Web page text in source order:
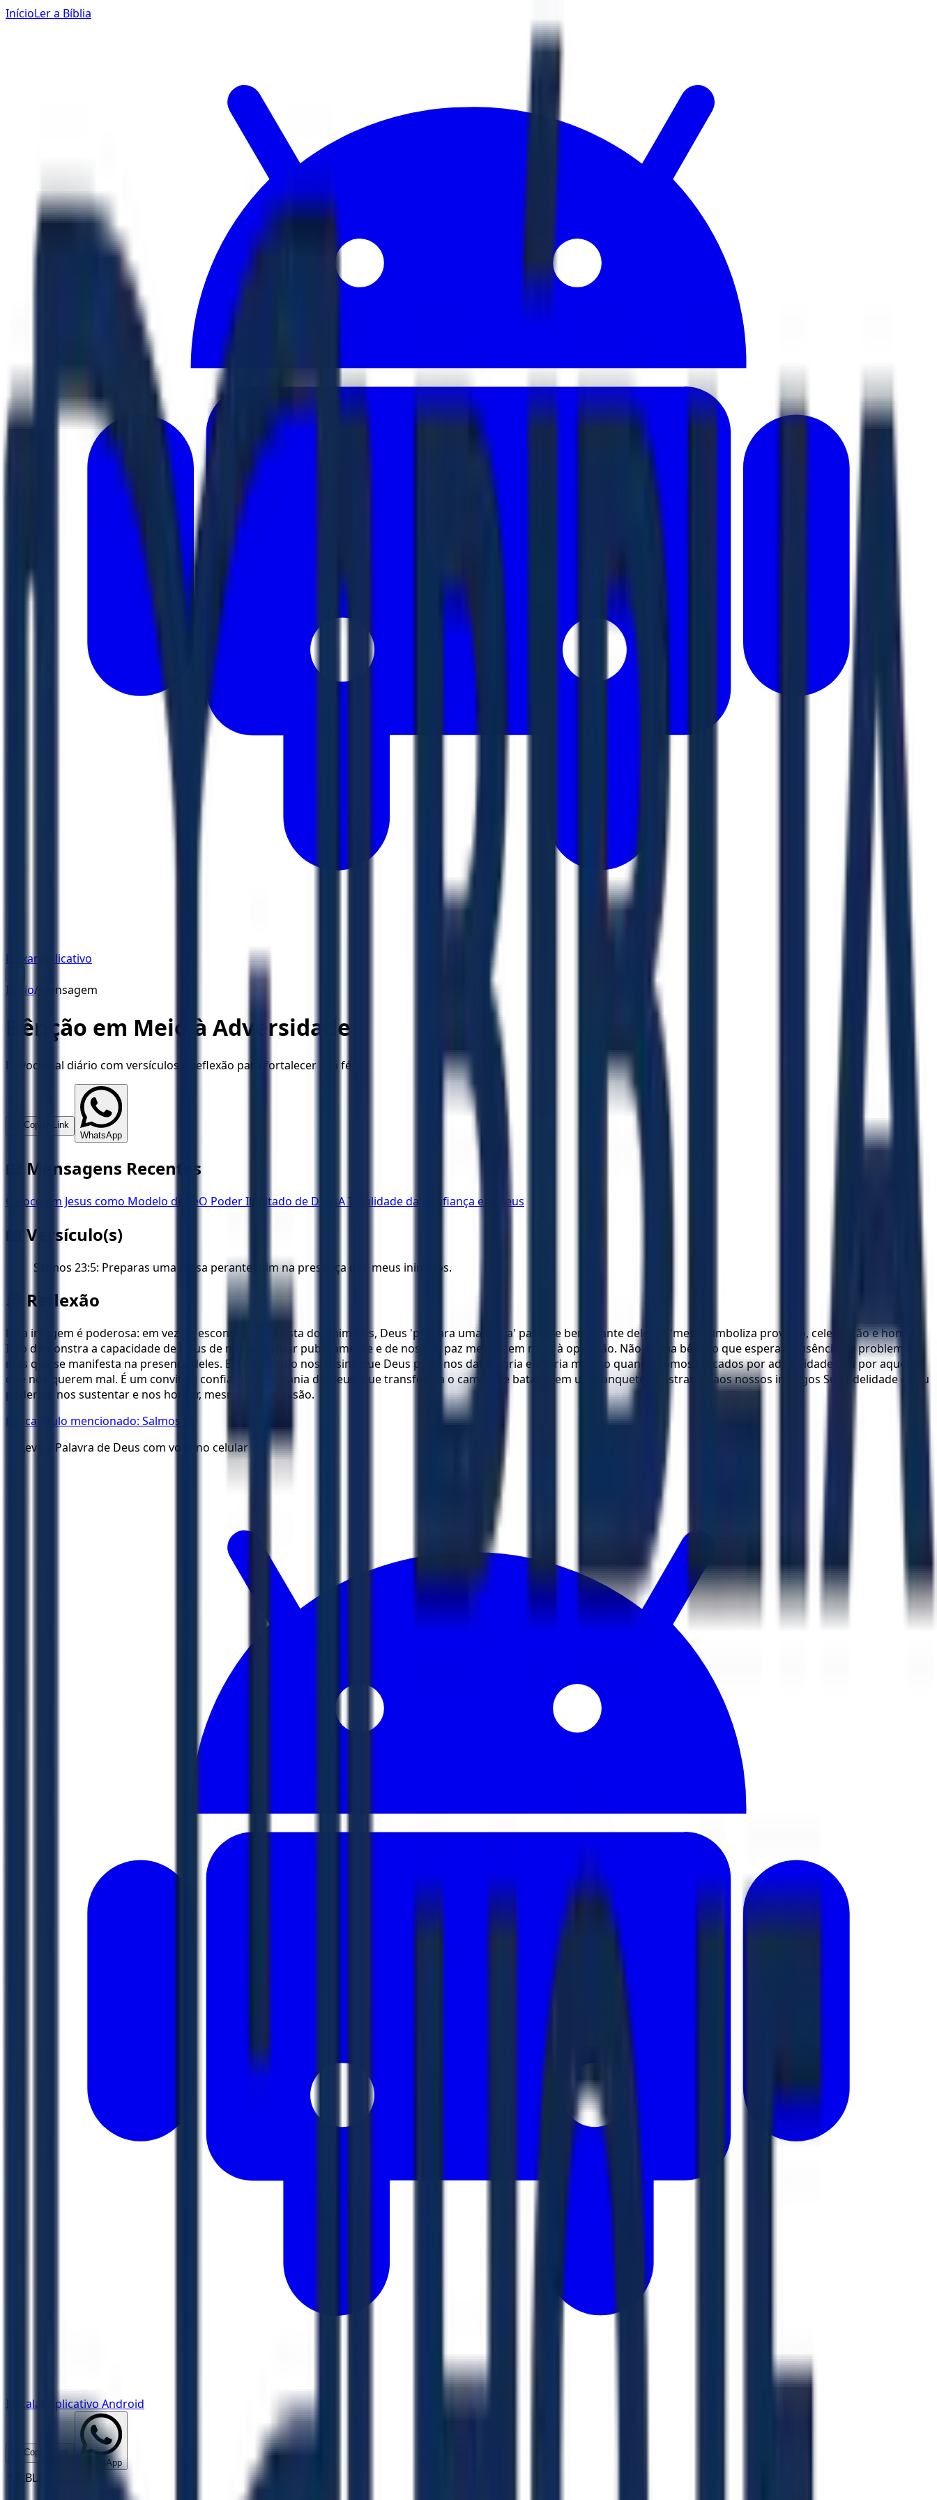
InícioLer a Bíblia
Baixar Aplicativo
Início/ Mensagem
Bênção em Meio à Adversidade
Devocional diário com versículos e reflexão para fortalecer sua fé.
📋 Copiar Link
WhatsApp
📖 Mensagens Recentes
O Foco em Jesus como Modelo de FéO Poder Ilimitado de DeusA Totalidade da Confiança em Deus
📖 Versículo(s)
Salmos 23:5: Preparas uma mesa perante mim na presença dos meus inimigos.
💭 Reflexão
Esta imagem é poderosa: em vez de esconder o salmista dos inimigos, Deus 'prepara uma mesa' para ele bem diante deles. A 'mesa' simboliza provisão, celebração e honra.
Isso demonstra a capacidade de Deus de nos abençoar publicamente e de nos dar paz mesmo em meio à oposição. Não é uma bênção que espera a ausência de problemas,
mas que se manifesta na presença deles. Este versículo nos ensina que Deus pode nos dar alegria e vitória mesmo quando somos cercados por adversidades ou por aqueles
que nos querem mal. É um convite a confiar na soberania de Deus, que transforma o campo de batalha em um banquete, mostrando aos nossos inimigos Sua fidelidade e Seu
poder de nos sustentar e nos honrar, mesmo sob pressão.
Ler capítulo mencionado: Salmos 23
📱 Leve a Palavra de Deus com voce no celular
Instalar aplicativo Android
📋 Copiar Link
WhatsApp
BÍBLIA HOJE